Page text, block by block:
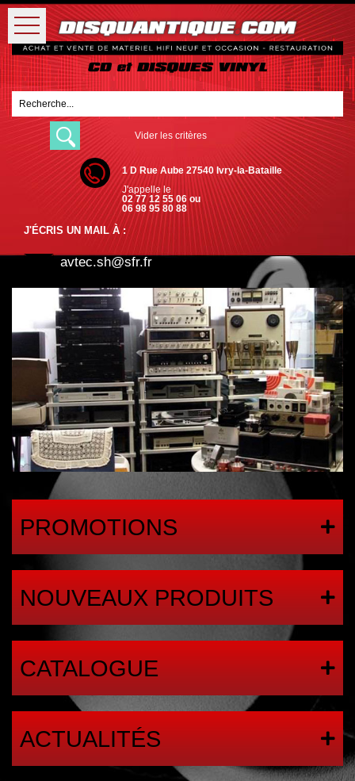
Vider les critères
1 D Rue Aube 27540 Ivry-la-Bataille
J'appelle le
02 77 12 55 06 ou
06 98 95 80 88
J'ÉCRIS UN MAIL À :
avtec.sh@sfr.fr
PROMOTIONS
NOUVEAUX PRODUITS
CATALOGUE
ACTUALITÉS